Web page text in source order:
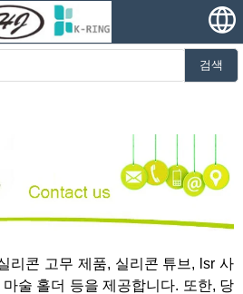
검색
콘 고무 제품, 실리콘 튜브, lsr 사
술 홀더 등을 제공합니다. 또한, 당